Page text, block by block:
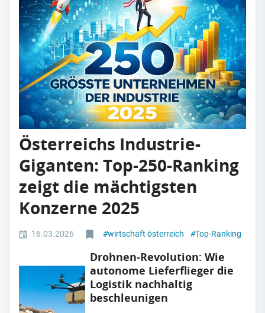
Österreichs Industrie-
Giganten: Top-250-Ranking
zeigt die mächtigsten
Konzerne 2025
16.03.2026 #wirtschaft österreich #Top-Ranking
Drohnen‑Revolution: Wie
autonome Lieferflieger die
Logistik nachhaltig
beschleunigen